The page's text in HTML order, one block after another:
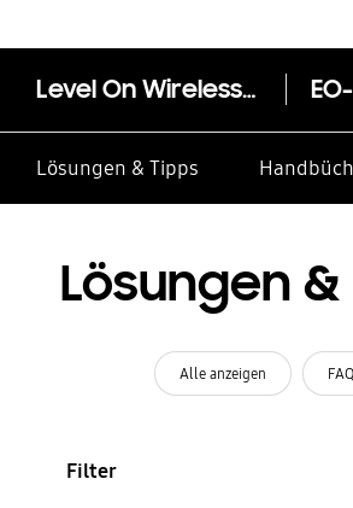
Level On Wireless Pro EO-PN920
Lösungen & Tipps
Lösungen
Alle anzeigen FAQ
Filter